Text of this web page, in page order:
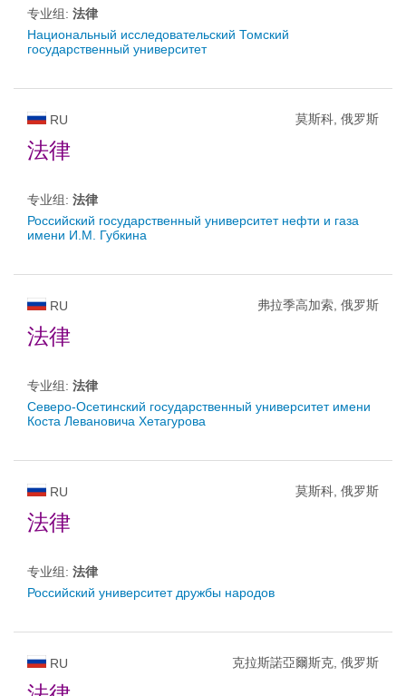
专业组: 法律
Национальный исследовательский Томский
государственный университет
RU 莫斯科, 俄罗斯
法律
专业组: 法律
Российский государственный университет нефти и газа
имени И.М. Губкина
RU 弗拉季高加索, 俄罗斯
法律
专业组: 法律
Северо-Осетинский государственный университет имени
Коста Левановича Хетагурова
RU 莫斯科, 俄罗斯
法律
专业组: 法律
Российский университет дружбы народов
RU 克拉斯諾亞爾斯克, 俄罗斯